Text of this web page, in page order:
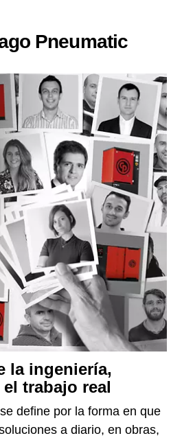
Pneumatic
la ingeniería,
trabajo real
define por la forma en que
a diario, en obras,